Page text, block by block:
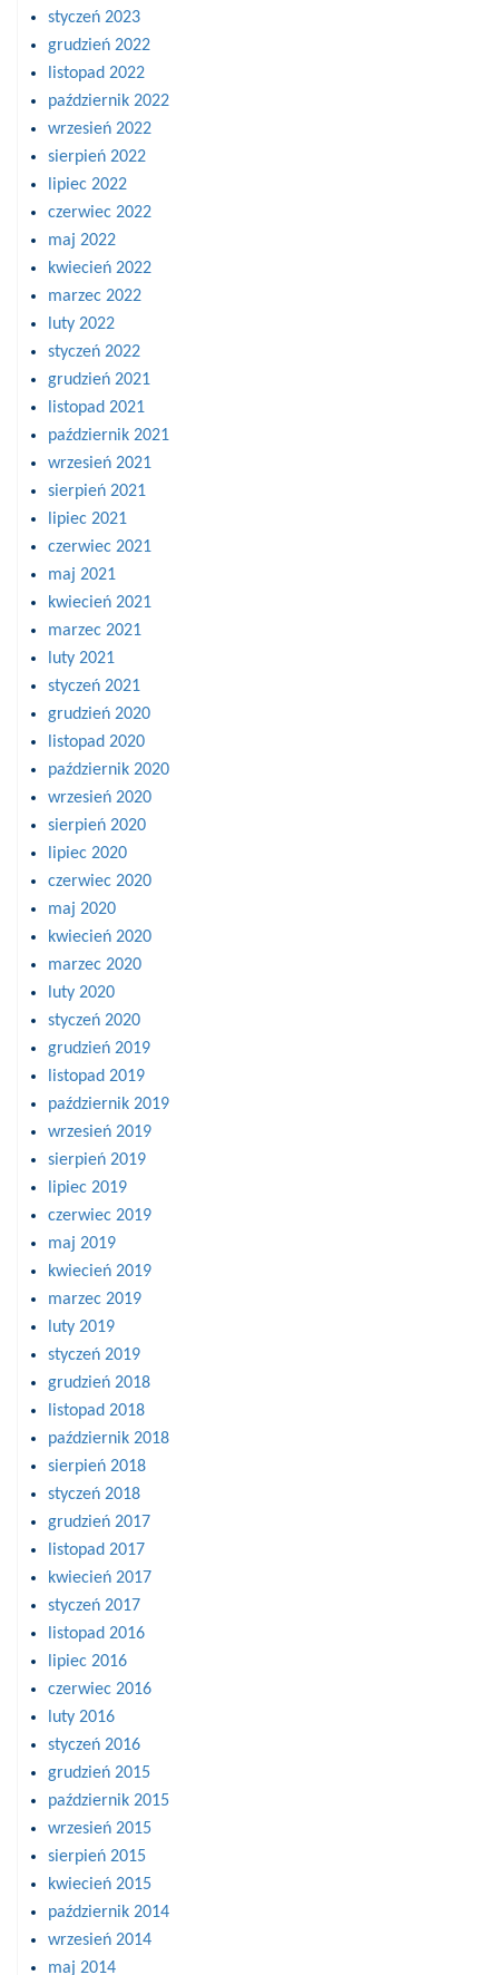
styczeń 2023
grudzień 2022
listopad 2022
październik 2022
wrzesień 2022
sierpień 2022
lipiec 2022
czerwiec 2022
maj 2022
kwiecień 2022
marzec 2022
luty 2022
styczeń 2022
grudzień 2021
listopad 2021
październik 2021
wrzesień 2021
sierpień 2021
lipiec 2021
czerwiec 2021
maj 2021
kwiecień 2021
marzec 2021
luty 2021
styczeń 2021
grudzień 2020
listopad 2020
październik 2020
wrzesień 2020
sierpień 2020
lipiec 2020
czerwiec 2020
maj 2020
kwiecień 2020
marzec 2020
luty 2020
styczeń 2020
grudzień 2019
listopad 2019
październik 2019
wrzesień 2019
sierpień 2019
lipiec 2019
czerwiec 2019
maj 2019
kwiecień 2019
marzec 2019
luty 2019
styczeń 2019
grudzień 2018
listopad 2018
październik 2018
sierpień 2018
styczeń 2018
grudzień 2017
listopad 2017
kwiecień 2017
styczeń 2017
listopad 2016
lipiec 2016
czerwiec 2016
luty 2016
styczeń 2016
grudzień 2015
październik 2015
wrzesień 2015
sierpień 2015
kwiecień 2015
październik 2014
wrzesień 2014
maj 2014